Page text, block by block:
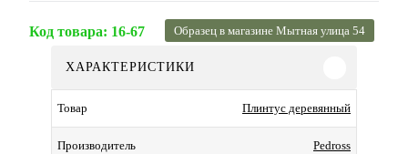
Код товара: 16-67 Образец в магазине Мытная улица 54
ХАРАКТЕРИСТИКИ
Товар Плинтус деревянный
Производитель Pedross